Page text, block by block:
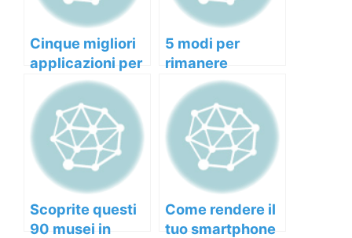
Cinque migliori
applicazioni per
la produttività
sul lavoro
5 modi per
rimanere
motivati durante
i giorni difficili
Scoprite questi
90 musei in
Come rendere il
tuo smartphone